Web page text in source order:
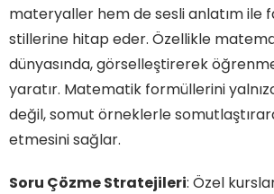
materyaller hem de sesli anlatım ile
stillerine hitap eder. Özellikle
dünyasında, görselleştirerek
yaratır. Matematik formüllerini
değil, somut örneklerle
etmesini sağlar.
Soru Çözme Stratejileri: Özel